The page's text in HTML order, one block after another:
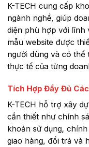
K-TECH cung cấp
ngành nghề, giúp
diện phù hợp với lĩnh
mẫu website được
người dùng và có
thực tế của từng
Tích Hợp Đầy Đủ
K-TECH hỗ trợ xây
cần thiết như chính
khoản sử dụng,
giao hàng, đổi trả và